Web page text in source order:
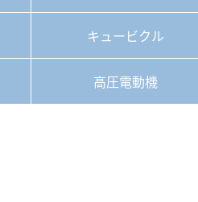
キュービクル
高圧電動機